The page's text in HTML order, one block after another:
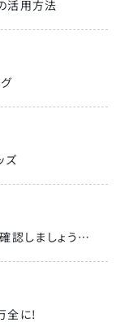
活用方法
ズ
認しましょう…
全に!